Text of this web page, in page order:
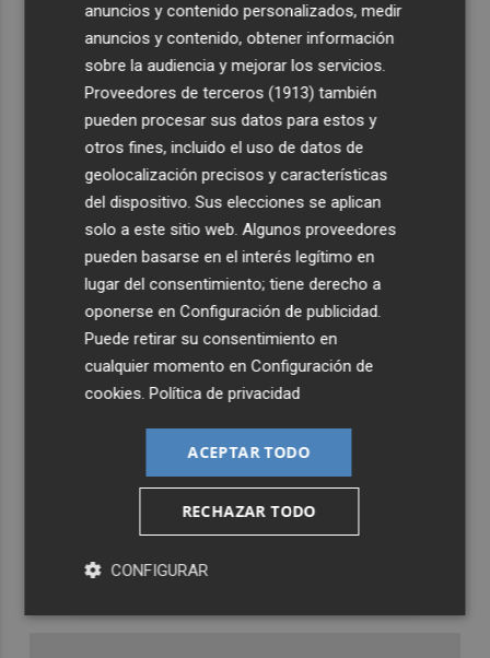
Ferran Torres, recibido con un baño de masas en su
pueblo: "Allá donde voy siempre digo que soy de Foios"
Foios se vuelca con Ferran Torres
La serie murciana protagonizada por un conejo de
peluche malhablado y gamberro que triunfa en las
redes: así es 'Yván y Lolo'
anuncios y contenido personalizados, medir
anuncios y contenido, obtener información
sobre la audiencia y mejorar los servicios.
Proveedores de terceros (1913) también
pueden procesar sus datos para estos y
otros fines, incluido el uso de datos de
geolocalización precisos y características
del dispositivo. Sus elecciones se aplican
solo a este sitio web. Algunos proveedores
pueden basarse en el interés legítimo en
lugar del consentimiento; tiene derecho a
oponerse enConfiguración de publicidad.
Puede retirar su consentimiento en
cualquier momento enConfiguración de
cookies.Política de privacidad
ACEPTAR TODO
RECHAZAR TODO
CONFIGURAR